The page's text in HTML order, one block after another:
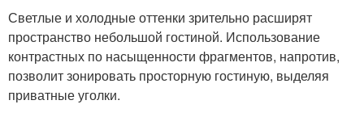
Светлые и холодные оттенки зрительно расширят
пространство небольшой гостиной. Использование
контрастных по насыщенности фрагментов, напротив,
позволит зонировать просторную гостиную, выделяя
приватные уголки.